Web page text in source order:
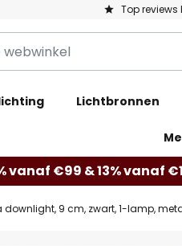
Top reviews
Lichtbronnen
vanaf €99 & 13% vanaf
downlight, 9 cm, zwart, 1-lamp,